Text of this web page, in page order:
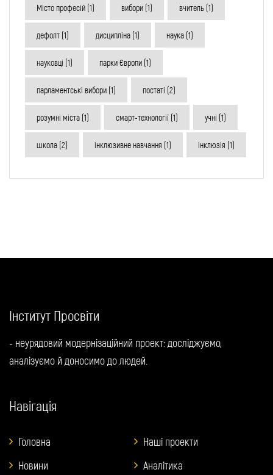
Місто професій (1) вибори (1) вчитель (1)
дефолт (1) дисципліна (1) наука (1)
науковці (1) парки Європи (1)
парламентські вибори (1) постаті (2)
розумні міста (1) смарт-технології (1) учні (1)
школа (2) інклюзивне навчання (1) інклюзія (1)
Інститут Просвіти
- неурядовий модернізаційний проект: досліджуємо,
аналізуємо й доносимо до людей.
Навігація
Головна
Наші проекти
Новини
Аналітика